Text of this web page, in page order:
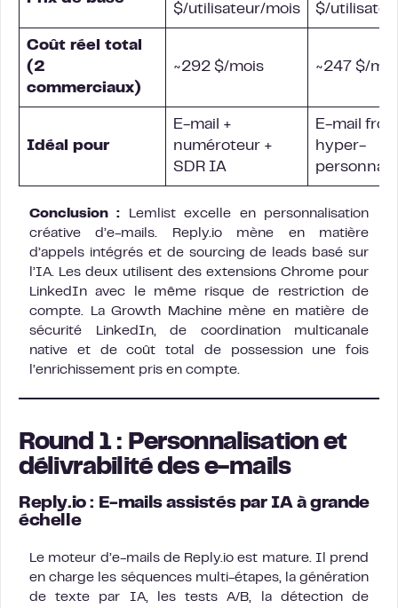
$/utilisateur/mois
$/
Coût réel total
(2
commerciaux)
~292 $/mois ~247 $/
Idéal pour
E-mail +
numéroteur +
SDR IA
E-mail froid
hyper-
Conclusion : Lemlist excelle en personnalisation
créative d’e-mails. Reply.io mène en matière
d’appels intégrés et de sourcing de leads basé sur
l’IA. Les deux utilisent des extensions Chrome pour
LinkedIn avec le même risque de restriction de
compte. La Growth Machine mène en matière de
sécurité LinkedIn, de coordination multicanale
native et de coût total de possession une fois
l’enrichissement pris en compte.
Round 1 : Personnalisation et
délivrabilité des e-mails
Reply.io : E-mails assistés par IA à grande
échelle
Le moteur d’e-mails de Reply.io est mature. Il prend
en charge les séquences multi-étapes, la génération
de texte par IA, les tests A/B, la détection de